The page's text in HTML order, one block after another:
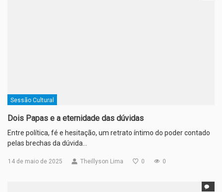
Sessão Cultural
Dois Papas e a eternidade das dúvidas
Entre política, fé e hesitação, um retrato íntimo do poder contado
pelas brechas da dúvida…
14 de maio de 2025 Theillyson Lima 0 0